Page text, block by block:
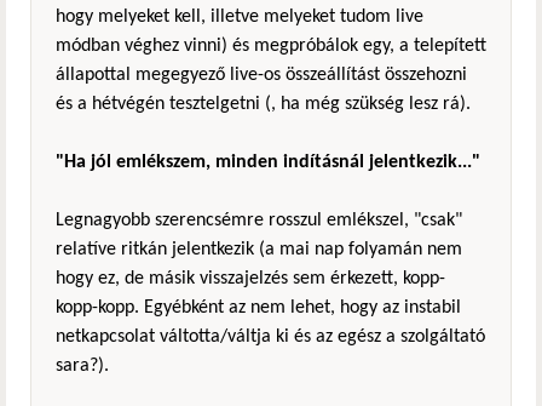
hogy melyeket kell, illetve melyeket tudom live
módban véghez vinni) és megpróbálok egy, a telepített
állapottal megegyező live-os összeállítást összehozni
és a hétvégén tesztelgetni (, ha még szükség lesz rá).
"Ha jól emlékszem, minden indításnál jelentkezik..."
Legnagyobb szerencsémre rosszul emlékszel, "csak"
relatíve ritkán jelentkezik (a mai nap folyamán nem
hogy ez, de másik visszajelzés sem érkezett, kopp-
kopp-kopp. Egyébként az nem lehet, hogy az instabil
netkapcsolat váltotta/váltja ki és az egész a szolgáltató
sara?).